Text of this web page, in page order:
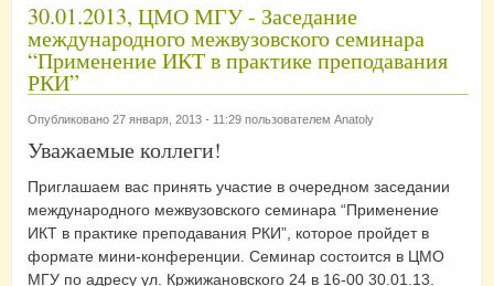
30.01.2013, ЦМО МГУ - Заседание
международного межвузовского семинара
“Применение ИКТ в практике преподавания
РКИ”
Опубликовано 27 января, 2013 - 11:29 пользователем Anatoly
Уважаемые коллеги!
Приглашаем вас принять участие в очередном заседании
международного межвузовского семинара “Применение
ИКТ в практике преподавания РКИ”, которое пройдет в
формате мини-конференции. Семинар состоится в ЦМО
МГУ по адресу ул. Кржижановского 24 в 16-00 30.01.13.